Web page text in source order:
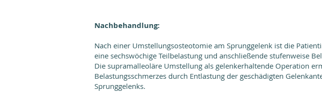
Nachbehandlung:
Nach einer Umstellungsosteotomie am Sprunggelenk ist die
eine sechswöchige Teilbelastung und anschließende stufenweise
Die supramalleoläre Umstellung als gelenkerhaltende Operation
Belastungsschmerzes durch Entlastung der geschädigten
Sprunggelenks.